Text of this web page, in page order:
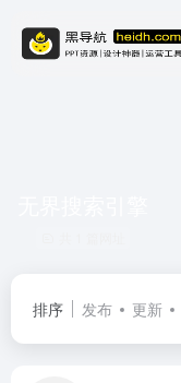
排序 发布 更新